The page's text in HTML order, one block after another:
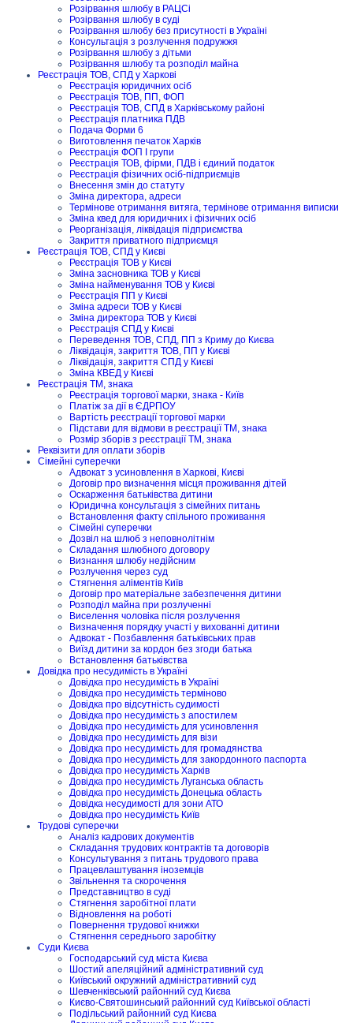
Розірвання шлюбу в РАЦСі
Розірвання шлюбу в суді
Розірвання шлюбу без присутності в Україні
Консультація з розлучення подружжя
Розірвання шлюбу з дітьми
Розірвання шлюбу та розподіл майна
Реєстрація ТОВ, СПД у Харкові
Реєстрація юридичних осіб
Реєстрація ТОВ, ПП, ФОП
Реєстрація ТОВ, СПД в Харківському районі
Реєстрація платника ПДВ
Подача Форми 6
Виготовлення печаток Харків
Реєстрація ФОП I групи
Реєстрація ТОВ, фірми, ПДВ і єдиний податок
Реєстрація фізичних осіб-підприємців
Внесення змін до статуту
Зміна директора, адреси
Термінове отримання витяга, термінове отримання виписки
Зміна квед для юридичних і фізичних осіб
Реорганізація, ліквідація підприємства
Закриття приватного підприємця
Реєстрація ТОВ, СПД у Києві
Реєстрація ТОВ у Києві
Зміна засновника ТОВ у Києві
Зміна найменування ТОВ у Києві
Реєстрація ПП у Києві
Зміна адреси ТОВ у Києві
Зміна директора ТОВ у Києві
Реєстрація СПД у Києві
Переведення ТОВ, СПД, ПП з Криму до Києва
Ліквідація, закриття ТОВ, ПП у Києві
Ліквідація, закриття СПД у Києві
Зміна КВЕД у Києві
Реєстрація ТМ, знака
Реєстрація торгової марки, знака - Київ
Платіж за дії в ЄДРПОУ
Вартість реєстрації торгової марки
Підстави для відмови в реєстрації ТМ, знака
Розмір зборів з реєстрації ТМ, знака
Реквізити для оплати зборів
Сімейні суперечки
Адвокат з усиновлення в Харкові, Києві
Договір про визначення місця проживання дітей
Оскарження батьківства дитини
Юридична консультація з сімейних питань
Встановлення факту спільного проживання
Сімейні суперечки
Дозвіл на шлюб з неповнолітнім
Складання шлюбного договору
Визнання шлюбу недійсним
Розлучення через суд
Стягнення аліментів Київ
Договір про матеріальне забезпечення дитини
Розподіл майна при розлученні
Виселення чоловіка після розлучення
Визначення порядку участі у вихованні дитини
Адвокат - Позбавлення батьківських прав
Виїзд дитини за кордон без згоди батька
Встановлення батьківства
Довідка про несудимість в Україні
Довідка про несудимість в Україні
Довідка про несудимість терміново
Довідка про відсутність судимості
Довідка про несудимість з апостилем
Довідка про несудимість для усиновлення
Довідка про несудимість для візи
Довідка про несудимість для громадянства
Довідка про несудимість для закордонного паспорта
Довідка про несудимість Харків
Довідка про несудимість Луганська область
Довідка про несудимість Донецька область
Довідка несудимості для зони АТО
Довідка про несудимість Київ
Трудові суперечки
Аналіз кадрових документів
Складання трудових контрактів та договорів
Консультування з питань трудового права
Працевлаштування іноземців
Звільнення та скорочення
Представництво в суді
Стягнення заробітної плати
Відновлення на роботі
Повернення трудової книжки
Стягнення середнього заробітку
Суди Києва
Господарський суд міста Києва
Шостий апеляційний адміністративний суд
Київський окружний адміністративний суд
Шевченківський районний суд Києва
Києво-Святошинський районний суд Київської області
Подільський районний суд Києва